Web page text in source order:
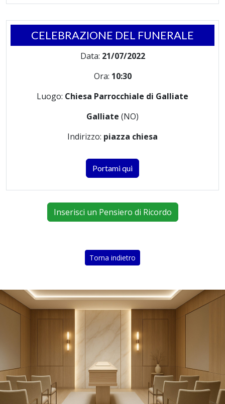
CELEBRAZIONE DEL FUNERALE
Data: 21/07/2022
Ora: 10:30
Luogo: Chiesa Parrocchiale di Galliate
Galliate (NO)
Indirizzo: piazza chiesa
Portami qui
Inserisci un Pensiero di Ricordo
Torna indietro